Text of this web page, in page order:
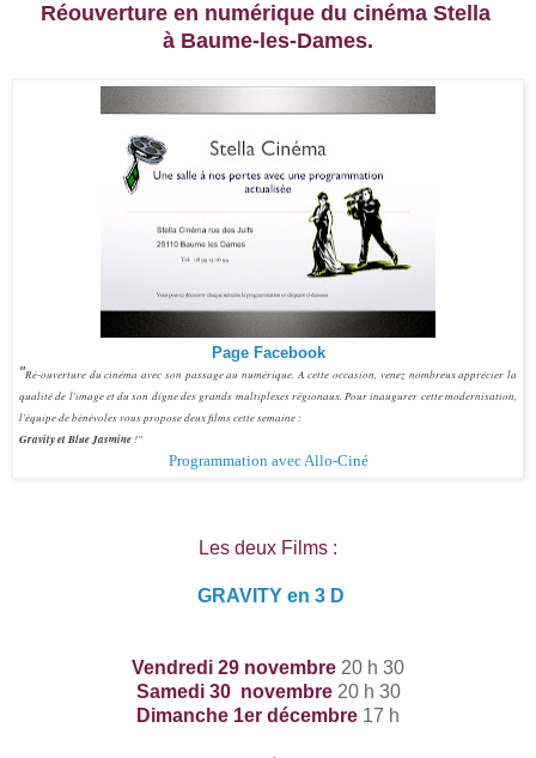
Réouverture en numérique du cinéma Stella
à Baume-les-Dames.
Page Facebook
"Ré-ouverture du cinéma avec son passage au numérique. A cette occasion, venez nombreux apprécier la
qualité de l'image et du son digne des grands multiplexes régionaux. Pour inaugurer cette modernisation,
l'équipe de bénévoles vous propose deux films cette semaine :
Gravity et Blue Jasmine!"
Programmation avec Allo-Ciné
Les deux Films :
GRAVITY en 3 D
Vendredi 29 novembre 20 h 30
Samedi 30 novembre20 h 30
Dimanche 1er décembre 17 h